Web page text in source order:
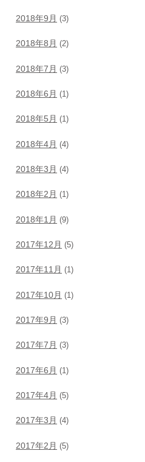
2018年9月 (3)
2018年8月 (2)
2018年7月 (3)
2018年6月 (1)
2018年5月 (1)
2018年4月 (4)
2018年3月 (4)
2018年2月 (1)
2018年1月 (9)
2017年12月 (5)
2017年11月 (1)
2017年10月 (1)
2017年9月 (3)
2017年7月 (3)
2017年6月 (1)
2017年4月 (5)
2017年3月 (4)
2017年2月 (5)